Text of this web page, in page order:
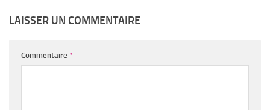
LAISSER UN COMMENTAIRE
Commentaire *